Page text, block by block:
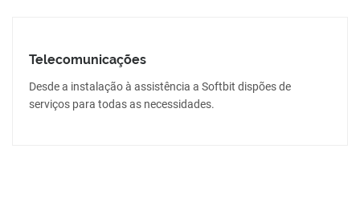
Telecomunicações
Desde a instalação à assistência a Softbit dispões de
serviços para todas as necessidades.